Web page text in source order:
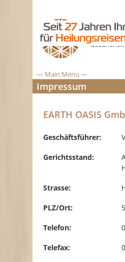
Impressum
EARTH OASIS
Geschäftsführer:
Gerichtsstand:
Strasse:
PLZ/Ort:
Telefon:
Telefax: